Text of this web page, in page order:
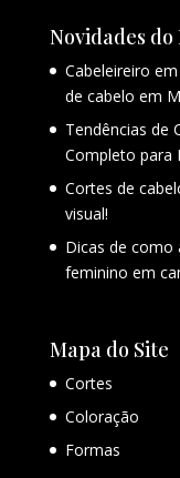
Novidades do
Cabeleireiro
de cabelo em
Tendências de
Completo para
Cortes de
visual!
Dicas de como
feminino em
Mapa do Site
Cortes
Coloração
Formas